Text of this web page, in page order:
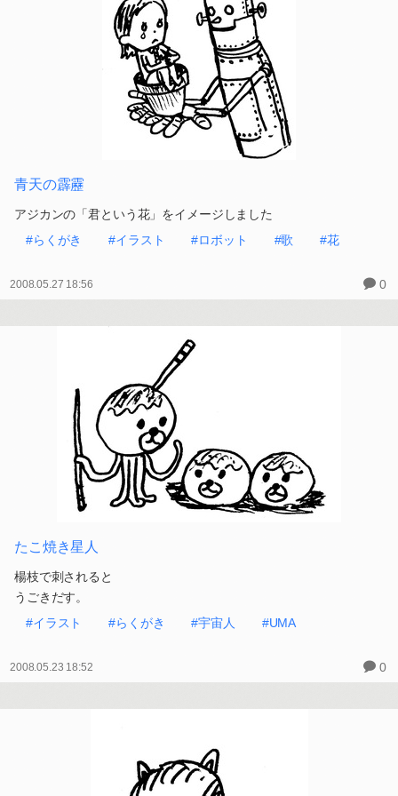
青天の霹靂
アジカンの「君という花」をイメージしました
#らくがき
#イラスト #ロボット #歌 #花
2008.05.27 18:56 0
たこ焼き星人
楊枝で刺されると
うごきだす。
#イラスト
#らくがき #宇宙人 #UMA
2008.05.23 18:52 0